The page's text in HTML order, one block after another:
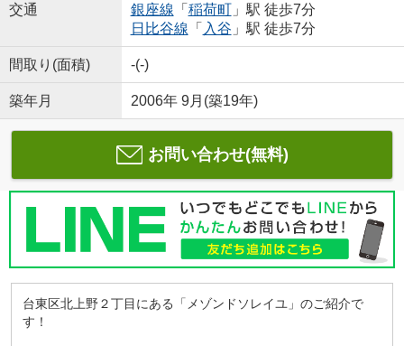
交通
銀座線 「 稲荷町」駅 徒歩7分
日比谷線 「 入谷 」駅 徒歩7分
間取り(面積) -(-)
築年月 2006年 9月(築19年)
お問い合わせ(無料)
台東区北上野２丁目にある「メゾンドソレイユ」のご紹介で
す！